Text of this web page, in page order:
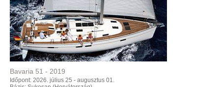
Bavaria 51 - 2019
Időpont: 2026. július 25 - augusztus 01.